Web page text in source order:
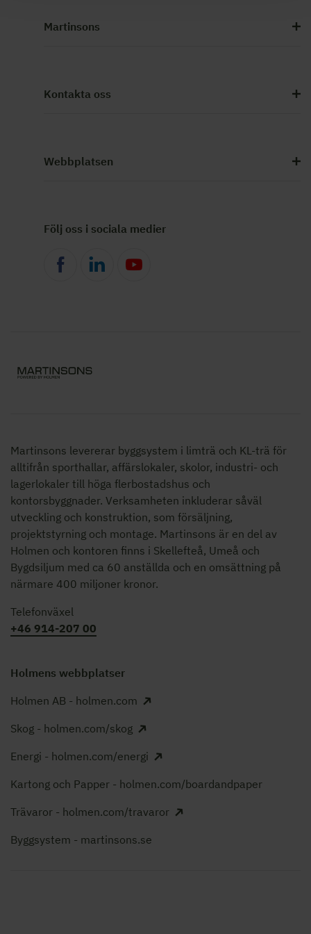
Martinsons
Kontakta oss
Webbplatsen
Följ oss i sociala medier
Martinsons levererar byggsystem i limträ och KL-trä för
alltifrån sporthallar, affärslokaler, skolor, industri- och
lagerlokaler till höga flerbostadshus och
kontorsbyggnader. Verksamheten inkluderar såväl
utveckling och konstruktion, som försäljning,
projektstyrning och montage. Martinsons är en del av
Holmen och kontoren finns i Skellefteå, Umeå och
Bygdsiljum med ca 60 anställda och en omsättning på
närmare 400 miljoner kronor.
Telefonväxel
+46 914-207 00
Holmens webbplatser
Holmen AB - holmen.com
Skog - holmen.com/skog
Energi - holmen.com/energi
Kartong och Papper - holmen.com/boardandpaper
Trävaror - holmen.com/travaror
Byggsystem - martinsons.se